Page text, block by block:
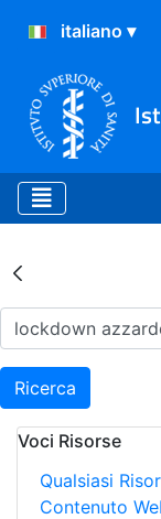
Ricerca
Voci Risorse
Qualsiasi
Contenuto